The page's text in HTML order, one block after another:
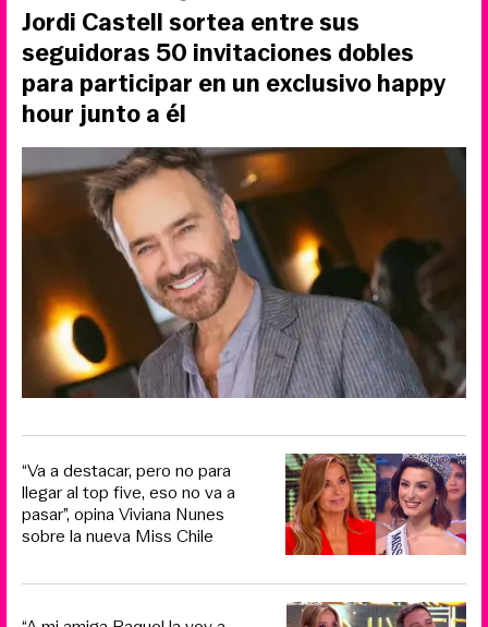
Jordi Castell sortea entre sus
seguidoras 50 invitaciones dobles
para participar en un exclusivo happy
hour junto a él
“Va a destacar, pero no para
llegar al top five, eso no va a
pasar”, opina Viviana Nunes
sobre la nueva Miss Chile